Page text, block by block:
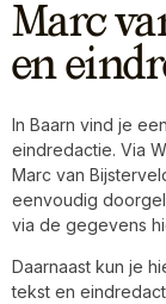
Marc
en
In Baarn vind je
eindredactie. Via
Marc van
eenvoudig
via de gegevens
Daarnaast kun je
tekst en